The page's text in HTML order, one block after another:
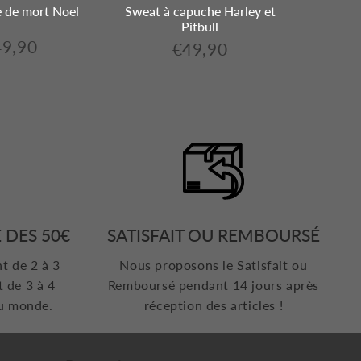
de mort Noel
Sweat à capuche Harley et
Pitbull
Prix
€49,90
DES 50€
de 2 à 3
de 3 à 4
monde.
SATISFAIT OU REMBOURSÉ
Nous proposons le Satisfait ou
Remboursé pendant 14 jours après
réception des articles !